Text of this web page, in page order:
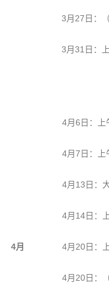
3月27日：
3月31日：
4月
4月6日：上
4月7日：上
4月13日：
4月14日：
4月20日：
4月20日：